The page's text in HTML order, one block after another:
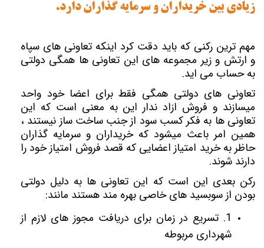
زیادی بین خریداران و سرمایه گذاران دارد.
مهم ترین رکنی که باید دقت کرد اینکه تعاونی های سپاه
و ارتش و زیر مجموعه های این تعاونی ها همگی دولتی
به حساب می اید.
تعاونی های دولتی همگی فقط برای اعضا خود واحد
میسازند و فروش ازاد ندار این به معنی است که این
تعاونی ها به فکر کسب سود از جنب ساخت ساز نیستند ،
همین امر باعث میشود که خریداران و سرمایه گذاران
حاظر به خرید امتیاز اعضایی که قصد فروش امتیاز خود را
دارند شوند.
رکن بعدی این است که این تعاونی ها به دلیل دولتی
بودن از سوبسید های خاصی بهره مند هستند مانند:
1. تسریع در زمان برای دریافت مجوز های لازم از
شهرداری مربوطه